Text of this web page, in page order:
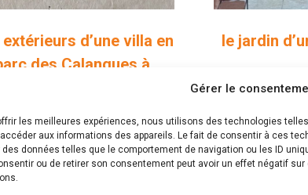
Gérer le
les meilleures expériences, nous utilisons des technologies
aux informations des appareils. Le fait de consentir à ces
données telles que le comportement de navigation ou les ID
ou de retirer son consentement peut avoir un effet négatif
d’une villa en
des Calanques à
le jardin